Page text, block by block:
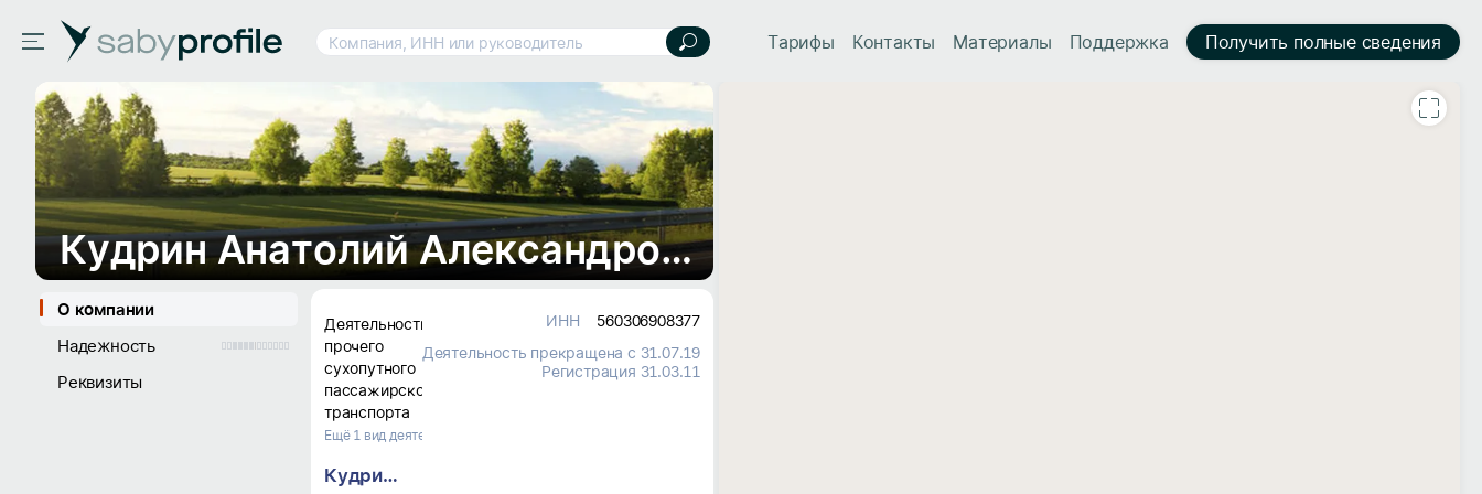
Компания, ИНН или руководитель Тарифы Контакты Материалы Поддержка Получить полные сведения
Кудрин Анатолий Александрович, ИП
О компании
Надежность
Реквизиты
Деятельность
прочего
сухопутного
пассажирского
транспорта
Ещё 1 вид деятельности
Кудрин Анатолий Александрович
ИНН
560306908377
Деятельность прекращена с 31.07.19
Регистрация 31.03.11